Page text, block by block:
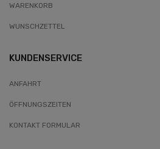
WARENKORB
WUNSCHZETTEL
KUNDENSERVICE
ANFAHRT
ÖFFNUNGSZEITEN
KONTAKT FORMULAR